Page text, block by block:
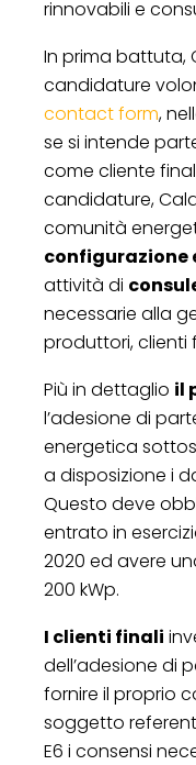
rinnovabili e
In prima battuta,
candidature
contact form,
se si intende
come cliente
candidature,
comunità
configurazione
attività di
necessarie alla
produttori, clienti
Più in dettaglio il
l’adesione di
energetica
a disposizione i
Questo deve
entrato in
2020 ed avere
200 kWp.
I clienti finali
dell’adesione di
fornire il proprio
soggetto
E6 i consensi